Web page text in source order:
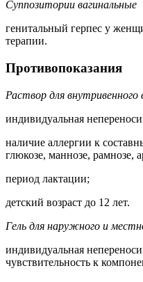
Суппозитории вагинальные
генитальный герпес у
терапии.
Противопоказания
Раствор для внутривенного
индивидуальная
наличие аллергии к
глюкозе, маннозе, рамнозе,
период лактации;
детский возраст до 12 лет.
Гель для наружного и
индивидуальная
чувствительность к